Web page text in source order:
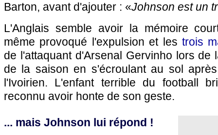
Barton, avant d'ajouter : «Johnson est un
L'Anglais semble avoir la mémoire
même provoqué l'expulsion et les trois
de l'attaquant d'Arsenal Gervinho lors de
de la saison en s'écroulant au sol
l'Ivoirien. L'enfant terrible du football
reconnu avoir honte de son geste.
... mais Johnson lui répond !